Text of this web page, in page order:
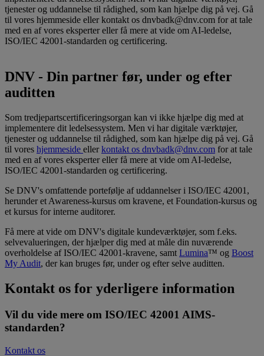
tjenester og uddannelse til rådighed, som kan hjælpe dig på vej. Gå
til vores hjemmeside eller kontakt os dnvbadk@dnv.com for at tale
med en af vores eksperter eller få mere at vide om AI-ledelse,
ISO/IEC 42001-standarden og certificering.
DNV - Din partner før, under og efter
auditten
Som tredjepartscertificeringsorgan kan vi ikke hjælpe dig med at
implementere dit ledelsessystem. Men vi har digitale værktøjer,
tjenester og uddannelse til rådighed, som kan hjælpe dig på vej. Gå
til vores hjemmeside ellerkontakt os dnvbadk@dnv.com for at tale
med en af vores eksperter eller få mere at vide om AI-ledelse,
ISO/IEC 42001-standarden og certificering.
Se DNV's omfattende portefølje af uddannelser i ISO/IEC 42001,
herunder et Awareness-kursus om kravene, et Foundation-kursus og
et kursus for interne auditorer.
Få mere at vide om DNV's digitale kundeværktøjer, som f.eks.
selvevalueringen, der hjælper dig med at måle din nuværende
overholdelse af ISO/IEC 42001-kravene, samt Lumina™ og Boost
My Audit, der kan bruges før, under og efter selve auditten.
Kontakt os for yderligere information
Vil du vide mere om ISO/IEC 42001 AIMS-
standarden?
Kontakt os